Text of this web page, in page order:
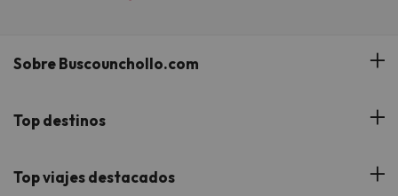
Sobre Buscounchollo.com
¿Quiénes somos?
Buscounchollo en los medios
Top destinos
Hoteles Andalucía
Top viajes destacados